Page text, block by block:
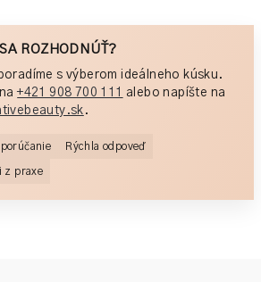
ROZHODNÚŤ?
s výberom ideálneho kúsku.
+421 908 700 111
alebo napíšte na
.
Rýchla odpoveď
z praxe